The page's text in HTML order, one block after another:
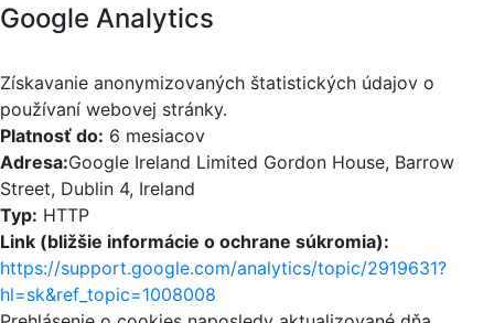
Google Analytics
Získavanie anonymizovaných štatistických údajov o
používaní webovej stránky.
Platnosť do: 6 mesiacov
Adresa:Google Ireland Limited Gordon House, Barrow
Street, Dublin 4, Ireland
Typ: HTTP
Link (bližšie informácie o ochrane súkromia):
https://support.google.com/analytics/topic/2919631?
hl=sk&ref_topic=1008008